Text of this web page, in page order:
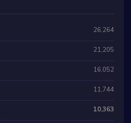
26,264
21,205
16,052
11,744
10,363